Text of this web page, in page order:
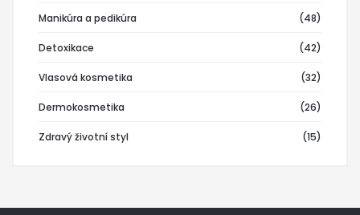
Manikúra a pedikúra (48)
Detoxikace (42)
Vlasová kosmetika (32)
Dermokosmetika (26)
Zdravý životní styl (15)